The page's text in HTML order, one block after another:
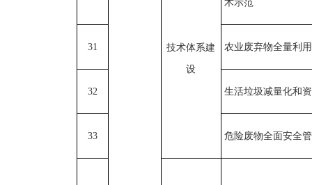
技术体系建
设
术示范
31 农业废弃物全量利
32 生活垃圾减量化和
33 危险废物全面安全